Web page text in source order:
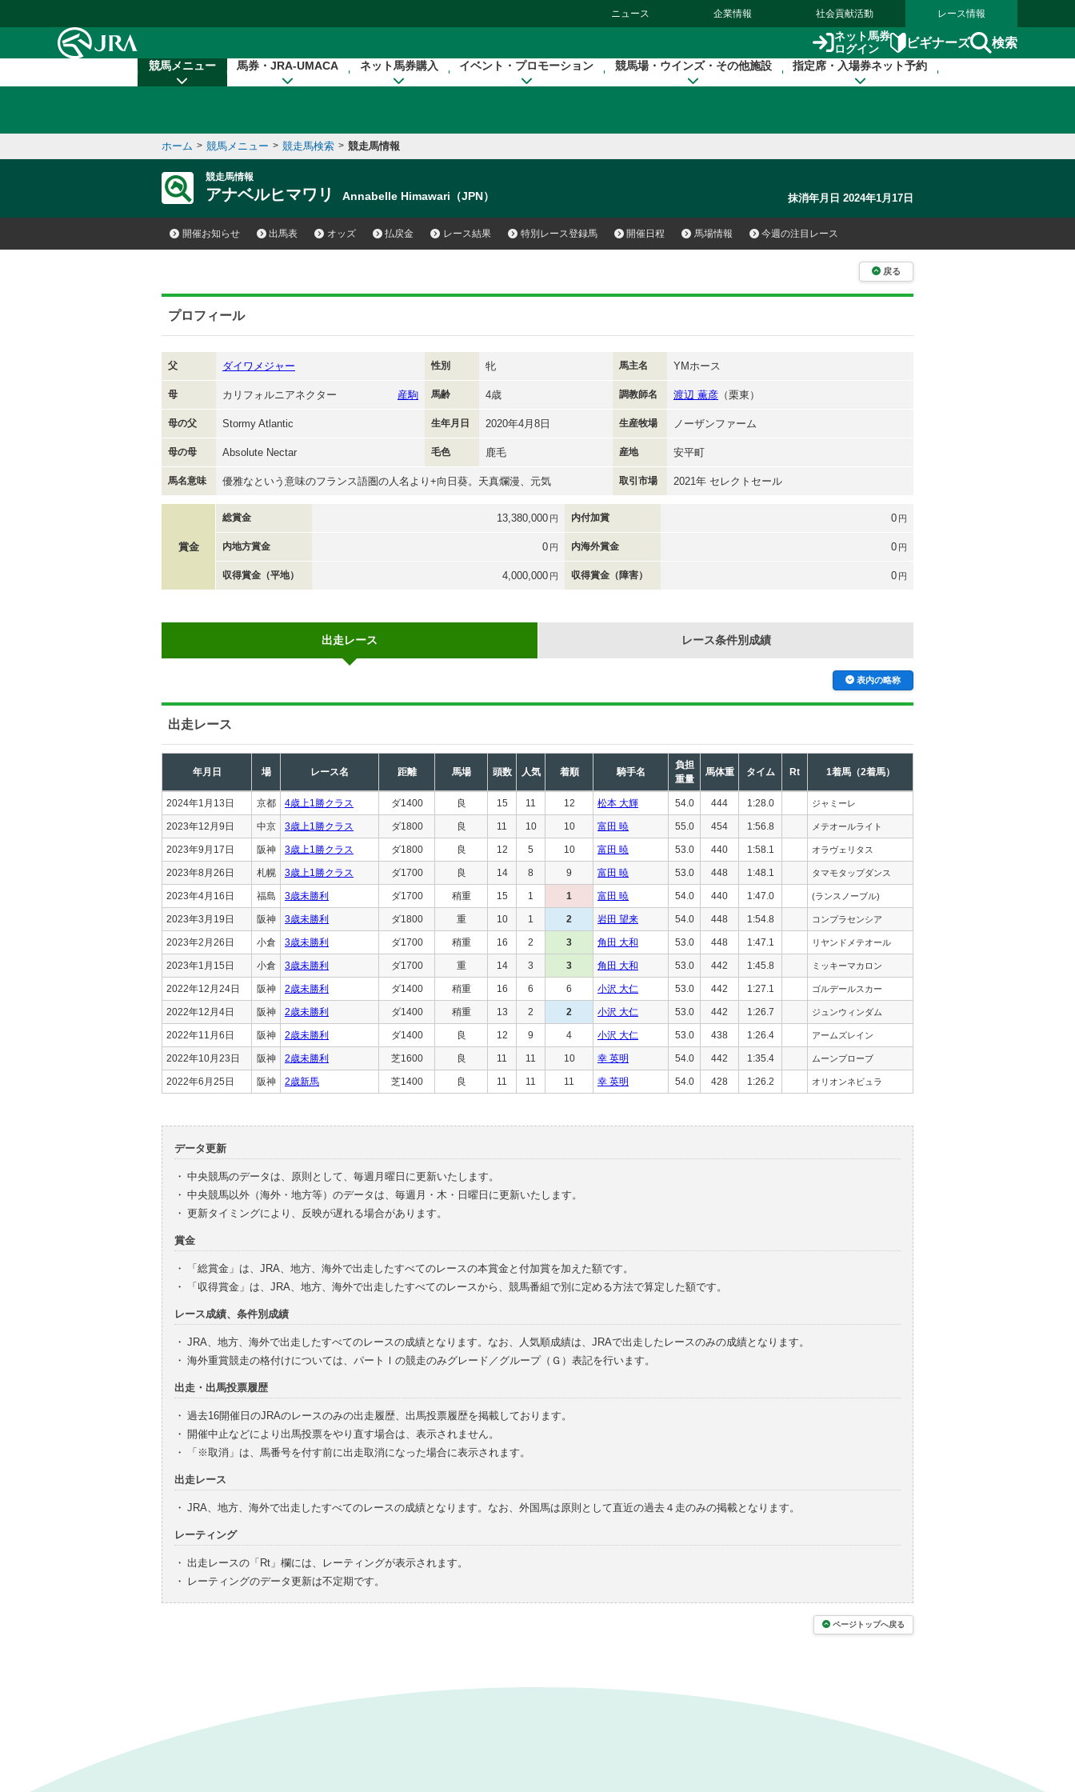
ニュース 企業情報 社会貢献活動 レース情報
ネット馬券
ログイン
ビギナーズ 検索
競馬メニュー 馬券・JRA-UMACA ネット馬券購入 イベント・プロモーション 競馬場・ウインズ・その他施設 指定席・入場券ネット予約
ホーム > 競馬メニュー > 競走馬検索 > 競走馬情報
競走馬情報
アナベルヒマワリ Annabelle Himawari（JPN） 抹消年月日 2024年1月17日
開催お知らせ 出馬表 オッズ 払戻金 レース結果 特別レース登録馬 開催日程 馬場情報 今週の注目レース
戻る
プロフィール
父 ダイワメジャー 性別 牝 馬主名 YMホース
母 カリフォルニアネクター 産駒 馬齢 4歳 調教師名 渡辺 薫彦 （栗東）
母の父 Stormy Atlantic 生年月日 2020年4月8日 生産牧場 ノーザンファーム
母の母 Absolute Nectar 毛色 鹿毛 産地 安平町
馬名意味 優雅なという意味のフランス語圏の人名より+向日葵。天真爛漫、元気 取引市場 2021年 セレクトセール
賞金
総賞金 13,380,000 円 内付加賞 0 円
内地方賞金 0 円 内海外賞金 0 円
収得賞金（平地） 4,000,000 円 収得賞金（障害） 0 円
出走レース レース条件別成績
表内の略称
出走レース
年月日 場 レース名 距離 馬場 頭数 人気 着順 騎手名
負担
重量
馬体重 タイム Rt 1着馬（2着馬）
2024年1月13日 京都 4歳上1勝クラス ダ1400 良 15 11 12 松本 大輝 54.0 444 1:28.0 ジャミーレ
2023年12月9日 中京 3歳上1勝クラス ダ1800 良 11 10 10 富田 暁 55.0 454 1:56.8 メテオールライト
2023年9月17日 阪神 3歳上1勝クラス ダ1800 良 12 5 10 富田 暁 53.0 440 1:58.1 オラヴェリタス
2023年8月26日 札幌 3歳上1勝クラス ダ1700 良 14 8 9 富田 暁 53.0 448 1:48.1 タマモタップダンス
2023年4月16日 福島 3歳未勝利 ダ1700 稍重 15 1 1 富田 暁 54.0 440 1:47.0 (ランスノーブル)
2023年3月19日 阪神 3歳未勝利 ダ1800 重 10 1 2 岩田 望来 54.0 448 1:54.8 コンプラセンシア
2023年2月26日 小倉 3歳未勝利 ダ1700 稍重 16 2 3 角田 大和 53.0 448 1:47.1 リヤンドメテオール
2023年1月15日 小倉 3歳未勝利 ダ1700 重 14 3 3 角田 大和 53.0 442 1:45.8 ミッキーマカロン
2022年12月24日 阪神 2歳未勝利 ダ1400 稍重 16 6 6 小沢 大仁 53.0 442 1:27.1 ゴルデールスカー
2022年12月4日 阪神 2歳未勝利 ダ1400 稍重 13 2 2 小沢 大仁 53.0 442 1:26.7 ジュンウィンダム
2022年11月6日 阪神 2歳未勝利 ダ1400 良 12 9 4 小沢 大仁 53.0 438 1:26.4 アームズレイン
2022年10月23日 阪神 2歳未勝利 芝1600 良 11 11 10 幸 英明 54.0 442 1:35.4 ムーンプローブ
2022年6月25日 阪神 2歳新馬 芝1400 良 11 11 11 幸 英明 54.0 428 1:26.2 オリオンネビュラ
データ更新
・ 中央競馬のデータは、原則として、毎週月曜日に更新いたします。
・ 中央競馬以外（海外・地方等）のデータは、毎週月・木・日曜日に更新いたします。
・ 更新タイミングにより、反映が遅れる場合があります。
賞金
・
「総賞金」は、JRA、地方、海外で出走したすべてのレースの本賞金と付加賞を加えた額です。
・
「収得賞金」は、JRA、地方、海外で出走したすべてのレースから、競馬番組で別に定める方法で算定した額です。
レース成績、条件別成績
・ JRA、地方、海外で出走したすべてのレースの成績となります。なお、人気順成績は、JRAで出走したレースのみの成績となります。
・ 海外重賞競走の格付けについては、パートⅠの競走のみグレード／グループ（Ｇ）表記を行います。
出走・出馬投票履歴
・ 過去16開催日のJRAのレースのみの出走履歴、出馬投票履歴を掲載しております。
・ 開催中止などにより出馬投票をやり直す場合は、表示されません。
・
「※取消」は、馬番号を付す前に出走取消になった場合に表示されます。
出走レース
・ JRA、地方、海外で出走したすべてのレースの成績となります。なお、外国馬は原則として直近の過去４走のみの掲載となります。
レーティング
・ 出走レースの「Rt」欄には、レーティングが表示されます。
・
レーティングのデータ更新は不定期です。
ページトップへ戻る